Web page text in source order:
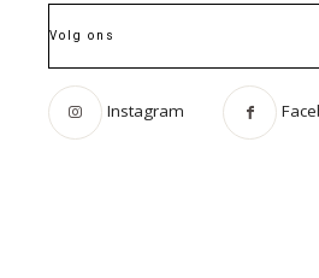
Nieuw: Le Masque
Volg ons
Instagram